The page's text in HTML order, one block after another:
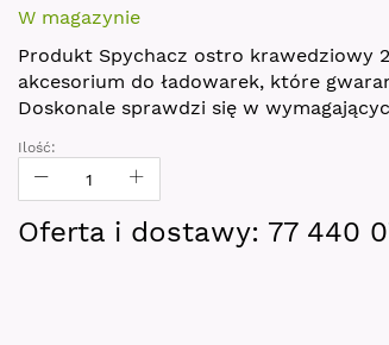
W magazynie
Produkt Spychacz ostro krawedziowy
akcesorium do ładowarek, które
Doskonale sprawdzi się w
Ilość:
Oferta i dostawy: 77 440